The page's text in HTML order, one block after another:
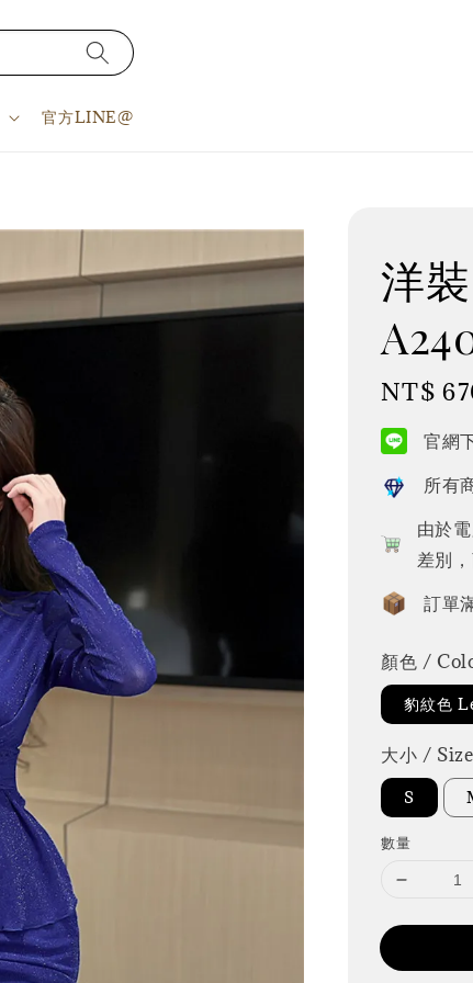
官方LINE@
洋
Regular
price
NT$
官網
所有
由於
差別
訂單
顏色 /
豹紋色
大小 / Size
S
數量